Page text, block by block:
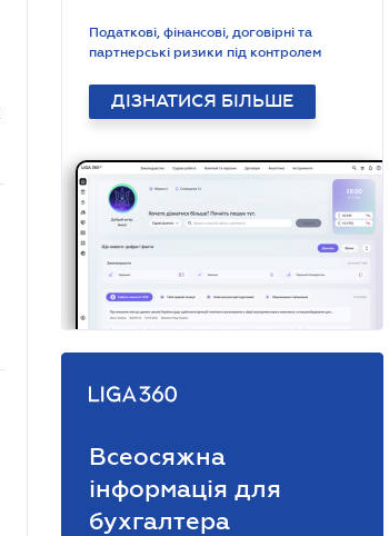
Податкові, фінансові, договірні та
партнерські ризики під контролем
ДІЗНАТИСЯ БІЛЬШЕ
Всеосяжна
інформація для
бухгалтера